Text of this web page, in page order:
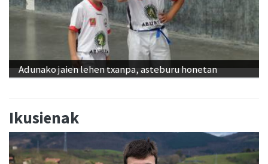
Adunako jaien lehen txanpa, asteburu honetan
Ikusienak